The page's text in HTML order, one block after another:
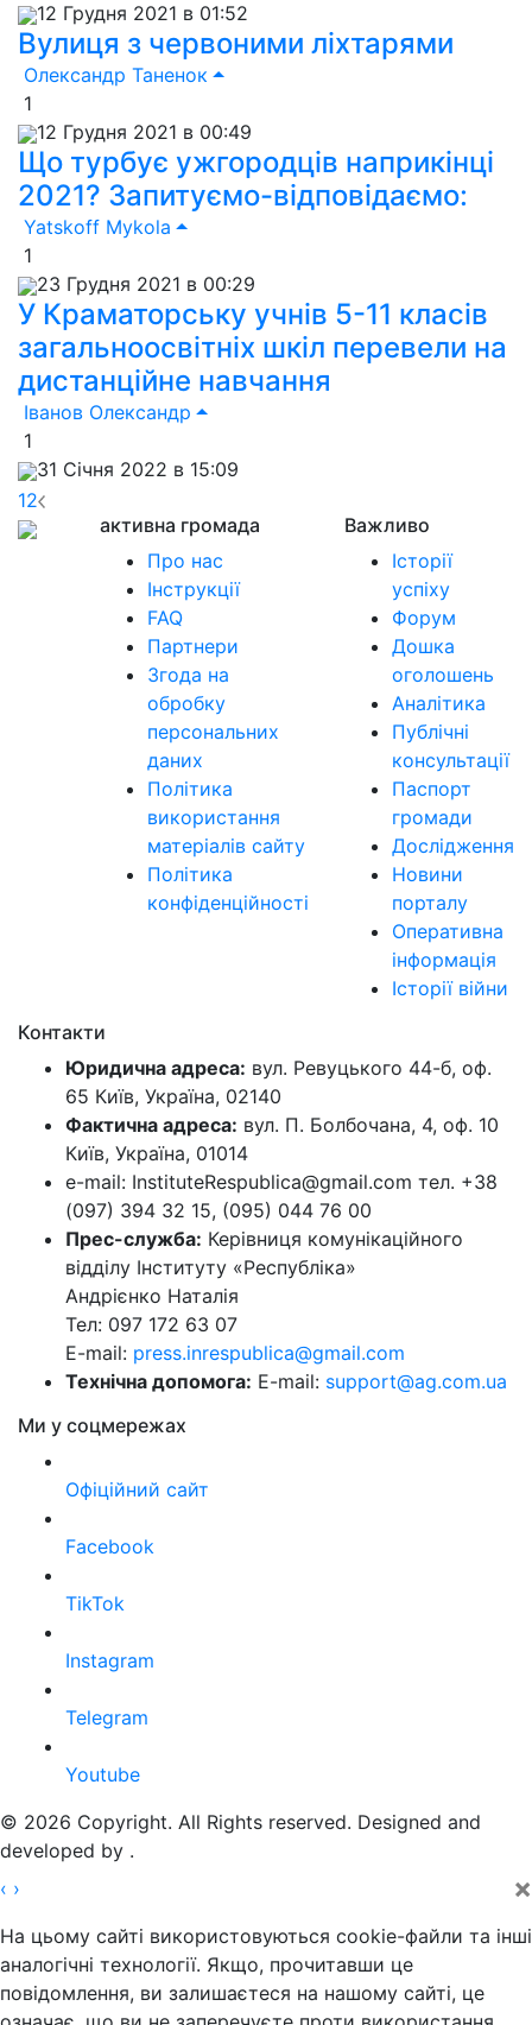
12 Грудня 2021 в 01:52
Вулиця з червоними ліхтарями
Олександр Таненок
1
12 Грудня 2021 в 00:49
Що турбує ужгородців наприкінці
2021? Запитуємо-відповідаємо:
Yatskoff Mykola
1
23 Грудня 2021 в 00:29
У Краматорську учнів 5-11 класів
загальноосвітніх шкіл перевели на
дистанційне навчання
Іванов Олександр
1
31 Січня 2022 в 15:09
12
активна громада
Про нас
Інструкції
FAQ
Партнери
Згода на
обробку
персональних
даних
Політика
використання
матеріалів сайту
Політика
конфіденційності
Важливо
Історії
успіху
Форум
Дошка
оголошень
Аналітика
Публічні
консультації
Паспорт
громади
Дослідження
Новини
порталу
Оперативна
інформація
Історії війни
Контакти
Юридична адреса: вул. Ревуцького 44-б, оф.
65 Київ, Україна, 02140
Фактична адреса: вул. П. Болбочана, 4, оф. 10
Київ, Україна, 01014
e-mail: InstituteRespublica@gmail.com тел. +38
(097) 394 32 15, (095) 044 76 00
Прес-служба: Керівниця комунікаційного
відділу Інституту «Республіка»
Андрієнко Наталія
Тел: 097 172 63 07
E-mail: press.inrespublica@gmail.com
Технічна допомога: E-mail: support@ag.com.ua
Ми у соцмережах
Офіційний сайт
Facebook
TikTok
Instagram
Telegram
Youtube
© 2026 Copyright. All Rights reserved. Designed and
developed by .
‹ › ×
На цьому сайті використовуються cookie-файли та інші
аналогічні технології. Якщо, прочитавши це
повідомлення, ви залишаєтеся на нашому сайті, це